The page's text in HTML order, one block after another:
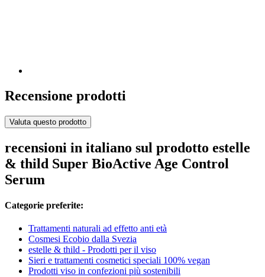
Recensione prodotti
Valuta questo prodotto
recensioni in italiano sul prodotto estelle
& thild Super BioActive Age Control
Serum
Categorie preferite:
Trattamenti naturali ad effetto anti età
Cosmesi Ecobio dalla Svezia
estelle & thild - Prodotti per il viso
Sieri e trattamenti cosmetici speciali 100% vegan
Prodotti viso in confezioni più sostenibili